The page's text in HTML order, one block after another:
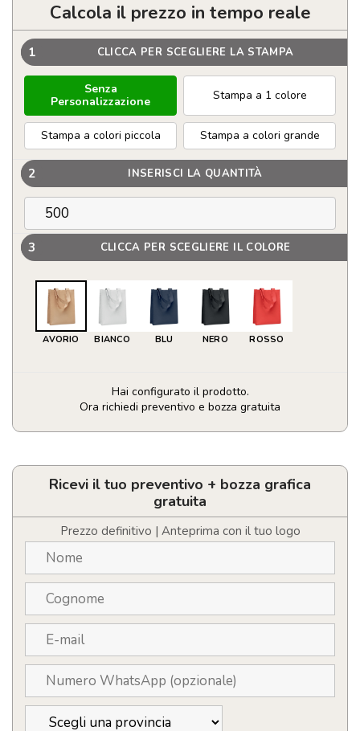
Calcola il prezzo in tempo reale
1 CLICCA PER SCEGLIERE LA STAMPA
Senza
Personalizzazione
Stampa a 1 colore
Stampa a colori piccola Stampa a colori grande
2 INSERISCI LA QUANTITÀ
3 CLICCA PER SCEGLIERE IL COLORE
AVORIO BIANCO BLU NERO ROSSO
Hai configurato il prodotto.
Ora richiedi preventivo e bozza gratuita
Piccola
regalo
personalizzabile
quantità
Ricevi il tuo preventivo + bozza grafica
gratuita
Prezzo definitivo | Anteprima con il tuo logo